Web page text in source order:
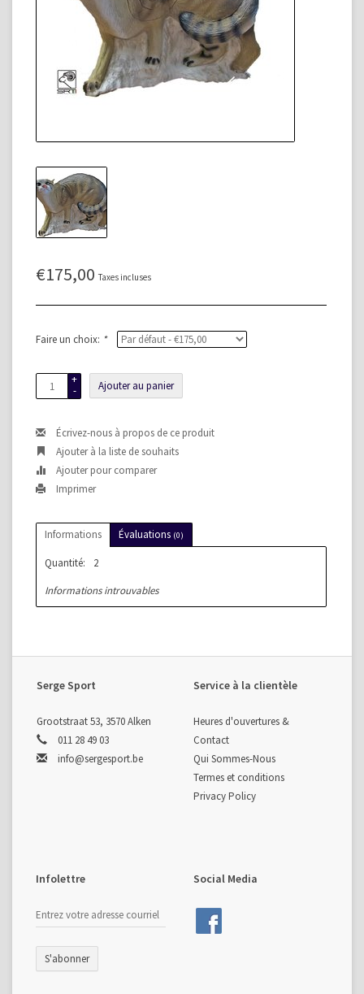
€175,00 Taxes incluses
Faire un choix: *
+
-
Ajouter au panier
Écrivez-nous à propos de ce produit
Ajouter à la liste de souhaits
Ajouter pour comparer
Imprimer
Informations Évaluations (0)
Quantité:
2
Informations introuvables
Serge Sport
Grootstraat 53, 3570 Alken
011 28 49 03
info@sergesport.be
Service à la clientèle
Heures d'ouvertures &
Contact
Qui Sommes-Nous
Termes et conditions
Privacy Policy
Infolettre
S'abonner
Social Media